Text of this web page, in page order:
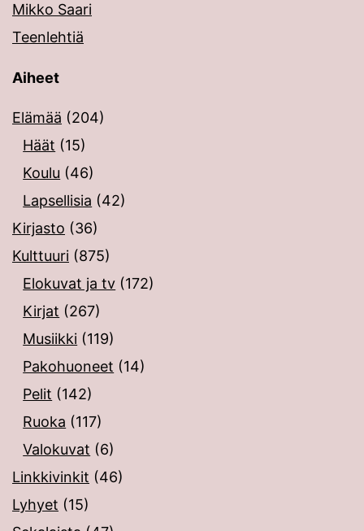
Mikko Saari
Teenlehtiä
Aiheet
Elämää (204)
Häät (15)
Koulu (46)
Lapsellisia (42)
Kirjasto (36)
Kulttuuri (875)
Elokuvat ja tv (172)
Kirjat (267)
Musiikki (119)
Pakohuoneet (14)
Pelit (142)
Ruoka (117)
Valokuvat (6)
Linkkivinkit (46)
Lyhyet (15)